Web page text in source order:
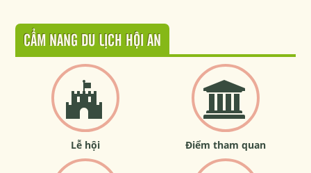
CẨM NANG DU LỊCH HỘI AN
Lễ hội Điểm tham quan